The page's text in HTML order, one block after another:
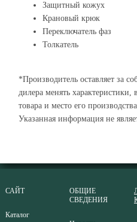
Защитный кожух
Крановый крюк
Переключатель фаз
Толкатель
*Производитель оставляет за
дилера менять
товара и место его
Указанная информация не
САЙТ
Каталог
ОБЩИЕ
СВЕДЕНИЯ